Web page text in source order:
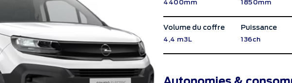
4400mm 1850mm
Volume du coffre
4,4 m3L
Puissance
136ch